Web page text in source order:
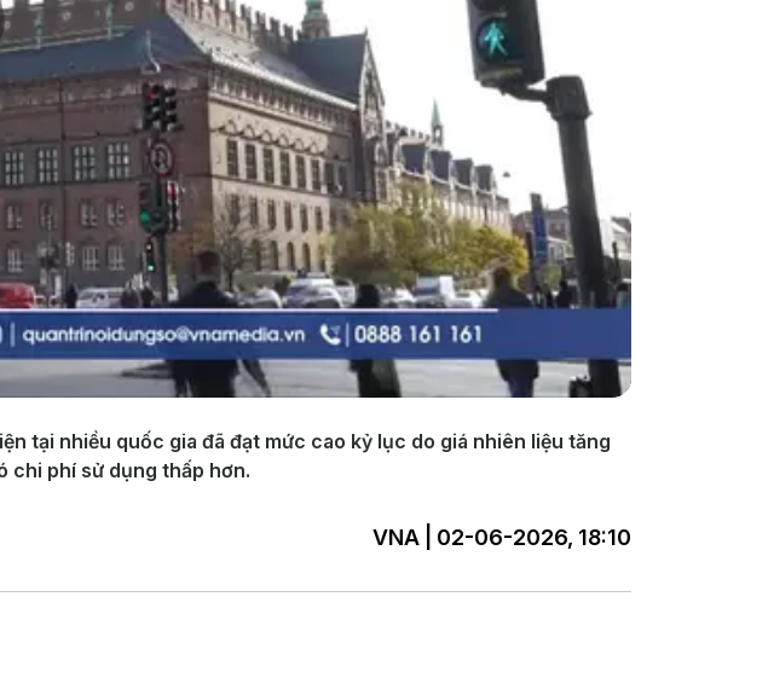
tại nhiều quốc gia đã đạt mức cao kỷ lục do giá nhiên liệu tăng
chi phí sử dụng thấp hơn.
VNA | 02-06-2026, 18:10